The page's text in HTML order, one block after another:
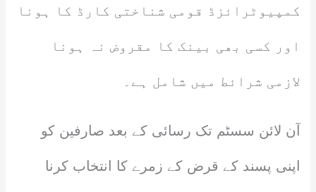
کمپیوٹرائزڈ قومی شناختی کارڈ کا ہونا
اور کسی بھی بینک کا مقروض نہ ہونا
لازمی شرائط میں شامل ہے۔
آن لائن سسٹم تک رسائی کے بعد صارفین کو
اپنی پسند کے قرض کے زمرے کا انتخاب کرنا